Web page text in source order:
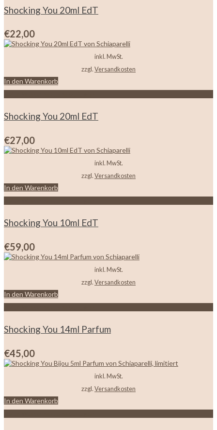
Shocking You 20ml EdT
€22,00
inkl. MwSt.
zzgl. Versandkosten
In den Warenkorb
Shocking You 20ml EdT
€27,00
inkl. MwSt.
zzgl. Versandkosten
In den Warenkorb
Shocking You 10ml EdT
€59,00
inkl. MwSt.
zzgl. Versandkosten
In den Warenkorb
Shocking You 14ml Parfum
€45,00
inkl. MwSt.
zzgl. Versandkosten
In den Warenkorb